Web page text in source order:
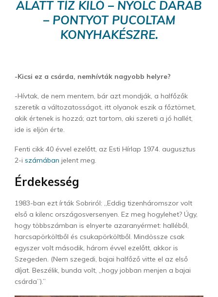
ALATT TÍZ KILÓ – NYOLC DARAB
– PONTYOT PUCOLTAM
KONYHAKÉSZRE.
-Kicsi ez a csárda, nemhívták nagyobb helyre?
-Hívtak, de nem mentem, bár azt mondják, a halfőzők
szeretik a változatosságot, itt olyanok eszik a főztömet,
akik értenek is hozzá; azt tartom, aki szereti a jó hallét,
ide is eljön érte.
Fenti cikk 40 évvel ezelőtt, az Esti Hírlap 1974. augusztus
2-i számában jelent meg.
Érdekesség
1983-ban ezt írták Sobriról: „Eddig tizenháromszor volt
első a kilenc országosversenyen. Ez meg hogylehet? Úgy,
hogy többszámban is elnyerte azaranyérmet: halléből,
harcsapörköltből és csukapörköltből. Mindössze csak
egyszer volt második, három évvel ezelőtt, akkor is
Szegeden. (Nem szegedi, bajai halfőző vitte el az első
díjat. Beszélik, bunda volt, „hogy jobban menjen a bajai
csárda”).”